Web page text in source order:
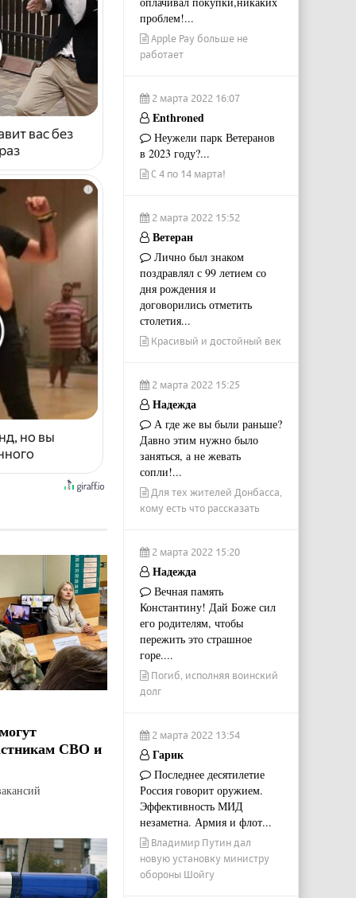
вас без
i
но вы
СВО и
проблем!...
Apple Pay больше не
работает
2 марта 2022 16:07
Enthroned
Неужели парк Ветеранов
в 2023 году?...
С 4 по 14 марта!
2 марта 2022 15:52
Ветеран
Лично был знаком
поздравлял с 99 летием со
дня рождения и
договорились отметить
столетия...
Красивый и достойный век
2 марта 2022 15:25
Надежда
А где же вы были раньше?
Давно этим нужно было
заняться, а не жевать
сопли!...
Для тех жителей Донбасса,
кому есть что рассказать
2 марта 2022 15:20
Надежда
Вечная память
Константину! Дай Боже сил
его родителям, чтобы
пережить это страшное
горе....
Погиб, исполняя воинский
долг
2 марта 2022 13:54
Гарик
Последнее десятилетие
Россия говорит оружием.
Эффективность МИД
незаметна. Армия и флот...
Владимир Путин дал
новую установку министру
обороны Шойгу